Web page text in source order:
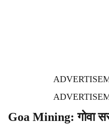
Goa Mining: गोवा